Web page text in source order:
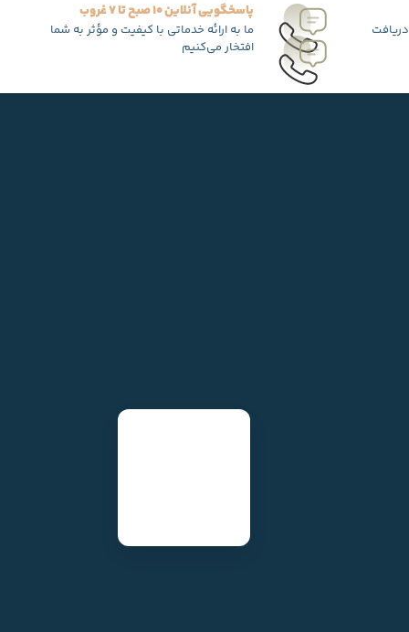
پاسخگویی آنلاین 10 صبح تا 7 غروب
ما به ارائه خدماتی با کیفیت و مؤثر به شما
افتخار می‌کنیم